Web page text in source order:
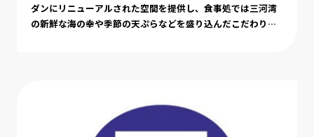
ダンにリニューアルされた空間を提供し、食事処では三河湾
の新鮮な海の幸や季節の天ぷらなどを盛り込んだこだわりの